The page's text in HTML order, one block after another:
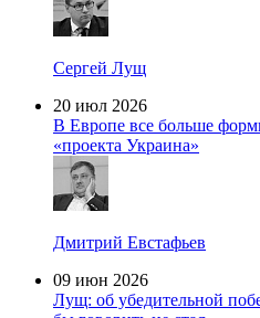
Сергей Лущ
20 июл 2026
В Европе все больше
«проекта Украина»
Дмитрий Евстафьев
09 июн 2026
Лущ: об убедительной